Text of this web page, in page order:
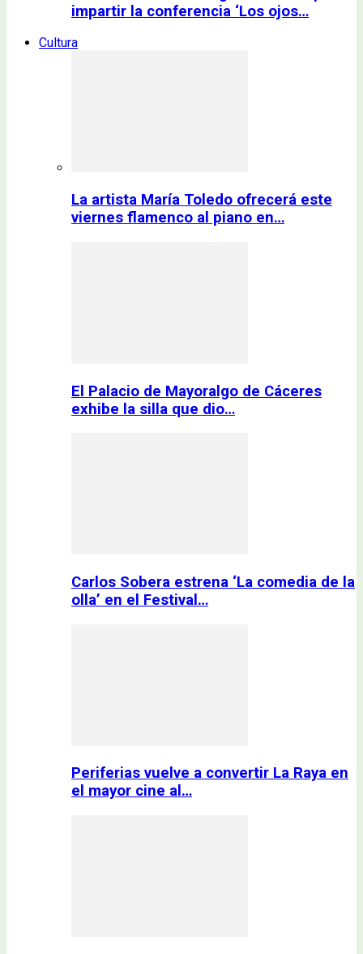
impartir la conferencia ‘Los ojos…
Cultura
La artista María Toledo ofrecerá este
viernes flamenco al piano en…
El Palacio de Mayoralgo de Cáceres
exhibe la silla que dio…
Carlos Sobera estrena ‘La comedia de la
olla’ en el Festival…
Periferias vuelve a convertir La Raya en
el mayor cine al…